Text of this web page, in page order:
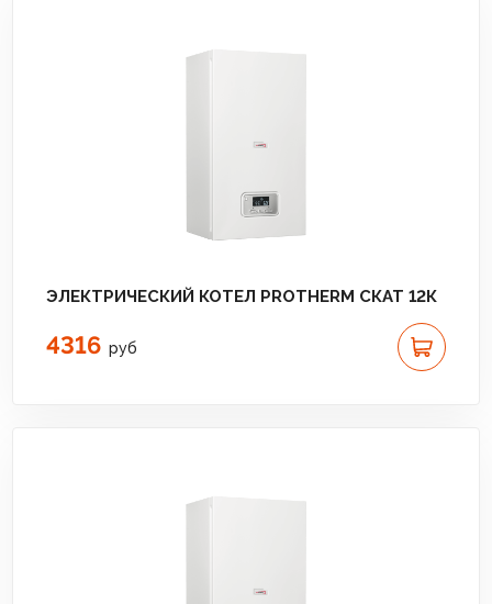
ЭЛЕКТРИЧЕСКИЙ КОТЕЛ PROTHERM СКАТ 12К
4316 руб